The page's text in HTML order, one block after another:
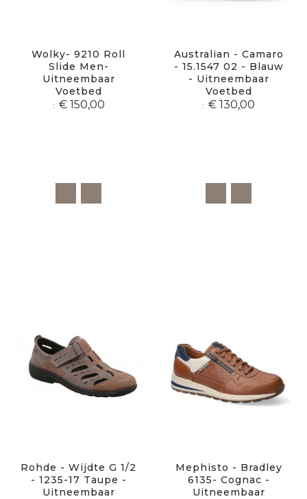
Wolky- 9210 Roll
Slide Men-
Uitneembaar
Voetbed
€ 150,00
Australian - Camaro
- 15.1547 02 - Blauw
- Uitneembaar
Voetbed
€ 130,00
Rohde - Wijdte G 1/2
- 1235-17 Taupe -
Uitneembaar
Mephisto - Bradley
6135- Cognac -
Uitneembaar